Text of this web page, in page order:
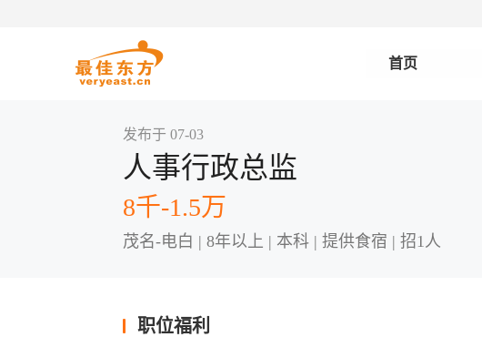
首页
发布于 07-03
人事行政总监
8千-1.5万
茂名-电白 | 8年以上 | 本科 | 提供食宿 | 招1人
职位福利